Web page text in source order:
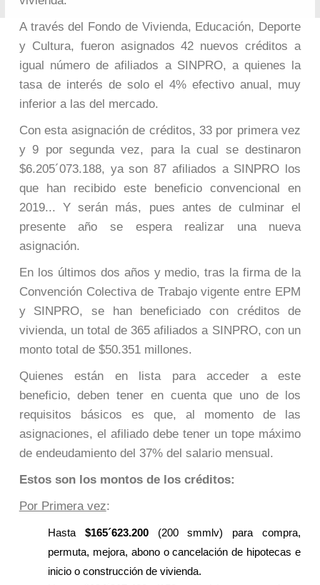
A través del Fondo de Vivienda, Educación, Deporte
y Cultura, fueron asignados 42 nuevos créditos a
igual número de afiliados a SINPRO, a quienes la
tasa de interés de solo el 4% efectivo anual, muy
inferior a las del mercado.
Con esta asignación de créditos, 33 por primera vez
y 9 por segunda vez, para la cual se destinaron
$6.205´073.188, ya son 87 afiliados a SINPRO los
que han recibido este beneficio convencional en
2019... Y serán más, pues antes de culminar el
presente año se espera realizar una nueva
asignación.
En los últimos dos años y medio, tras la firma de la
Convención Colectiva de Trabajo vigente entre EPM
y SINPRO, se han beneficiado con créditos de
vivienda, un total de 365 afiliados a SINPRO, con un
monto total de $50.351 millones.
Quienes están en lista para acceder a este
beneficio, deben tener en cuenta que uno de los
requisitos básicos es que, al momento de las
asignaciones, el afiliado debe tener un tope máximo
de endeudamiento del 37% del salario mensual.
Estos son los montos de los créditos:
Por Primera vez:
Hasta $165´623.200(200 smmlv) para compra,
permuta, mejora, abono o cancelación de hipotecas e
inicio o construcción de vivienda.